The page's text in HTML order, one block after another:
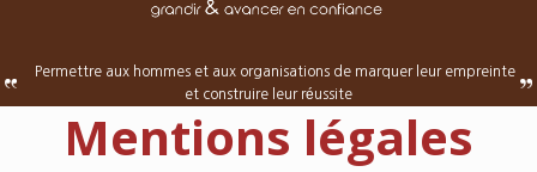
Permettre aux hommes et aux organisations de marquer leur empreinte
et construire leur réussite
Mentions légales